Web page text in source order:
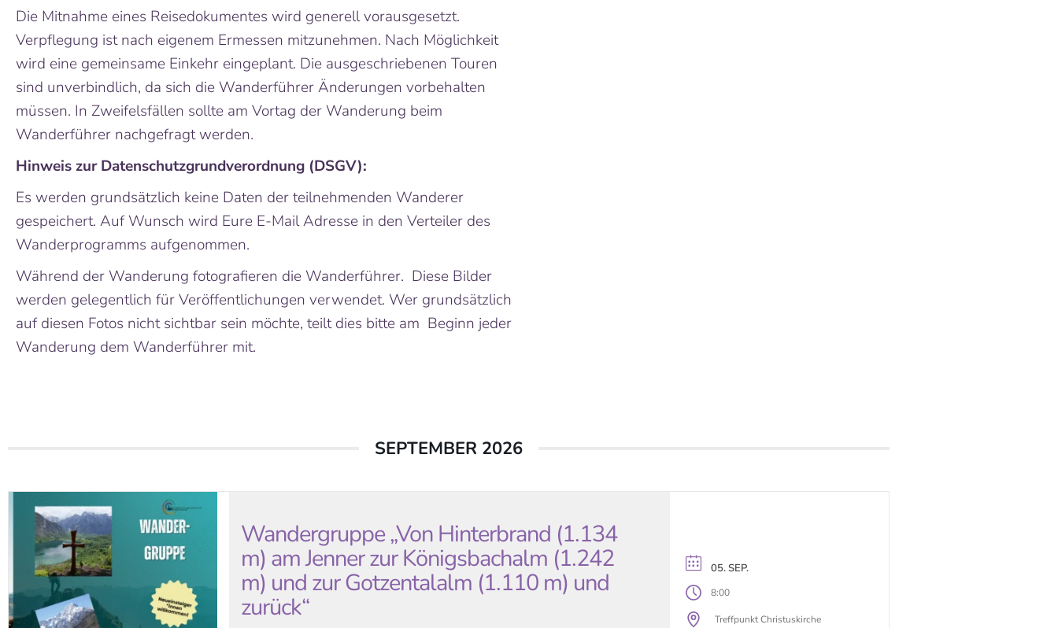
Die Mitnahme eines Reisedokumentes wird generell vorausgesetzt.
Verpflegung ist nach eigenem Ermessen mitzunehmen. Nach Möglichkeit
wird eine gemeinsame Einkehr eingeplant. Die ausgeschriebenen Touren
sind unverbindlich, da sich die Wanderführer Änderungen vorbehalten
müssen. In Zweifelsfällen sollte am Vortag der Wanderung beim
Wanderführer nachgefragt werden.
Hinweis zurDatenschutzgrundverordnung (DSGV):
Es werden grundsätzlich keine Daten der teilnehmenden Wanderer
gespeichert. Auf Wunsch wird Eure E-Mail Adresse in den Verteiler des
Wanderprogramms aufgenommen.
Während der Wanderung fotografieren die Wanderführer. Diese Bilder
werden gelegentlich für Veröffentlichungen verwendet. Wer grundsätzlich
auf diesen Fotos nicht sichtbar sein möchte, teilt dies bitte am Beginn jeder
Wanderung dem Wanderführer mit.
SEPTEMBER 2026
Wandergruppe „Von Hinterbrand (1.134
m) am Jenner zur Königsbachalm (1.242
m) und zur Gotzentalalm (1.110 m) und
zurück“
05. SEP.
8:00
Treffpunkt Christuskirche